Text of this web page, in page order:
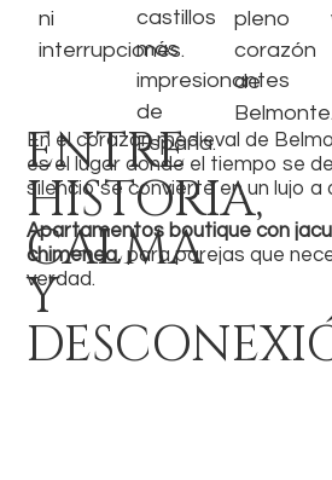
ni
interrupciones.
castillos
más
impresionantes
de
España.
pleno
corazón
de
Belmonte.
ENTRE
HISTORIA,
CALMA
Y
En el corazón medieval de
es el lugar donde el tiempo se
silencio se convierte en un lujo a
Apartamentos boutique con
chimenea, para parejas que
verdad.